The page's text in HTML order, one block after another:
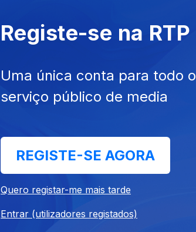
Registe-se na RTP
Uma única conta para todo o
serviço público de media
REGISTE-SE AGORA
Quero registar-me mais tarde
Entrar (utilizadores registados)